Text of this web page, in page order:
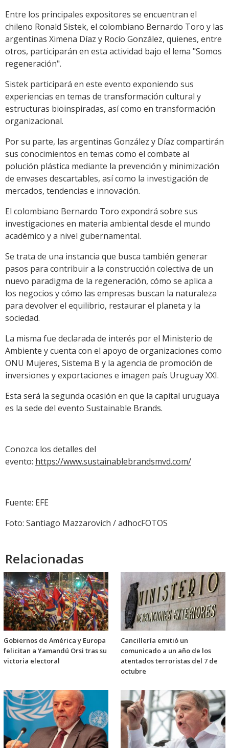
Entre los principales expositores se encuentran el
chileno Ronald Sistek, el colombiano Bernardo Toro y las
argentinas Ximena Díaz y Rocío González, quienes, entre
otros, participarán en esta actividad bajo el lema "Somos
regeneración".
Sistek participará en este evento exponiendo sus
experiencias en temas de transformación cultural y
estructuras bioinspiradas, así como en transformación
organizacional.
Por su parte, las argentinas González y Díaz compartirán
sus conocimientos en temas como el combate al
polución plástica mediante la prevención y minimización
de envases descartables, así como la investigación de
mercados, tendencias e innovación.
El colombiano Bernardo Toro expondrá sobre sus
investigaciones en materia ambiental desde el mundo
académico y a nivel gubernamental.
Se trata de una instancia que busca también generar
pasos para contribuir a la construcción colectiva de un
nuevo paradigma de la regeneración, cómo se aplica a
los negocios y cómo las empresas buscan la naturaleza
para devolver el equilibrio, restaurar el planeta y la
sociedad.
La misma fue declarada de interés por el Ministerio de
Ambiente y cuenta con el apoyo de organizaciones como
ONU Mujeres, Sistema B y la agencia de promoción de
inversiones y exportaciones e imagen país Uruguay XXI.
Esta será la segunda ocasión en que la capital uruguaya
es la sede del evento Sustainable Brands.
Conozca los detalles del
evento: https://www.sustainablebrandsmvd.com/
Fuente: EFE
Foto: Santiago Mazzarovich / adhocFOTOS
Relacionadas
Gobiernos de América y Europa
felicitan a Yamandú Orsi tras su
victoria electoral
Cancillería emitió un
comunicado a un año de los
atentados terroristas del 7 de
octubre